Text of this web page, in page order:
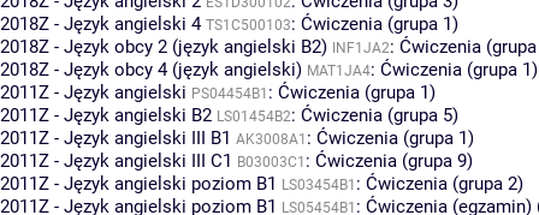
2018Z - Język angielski 4 TS1C500103: Ćwiczenia (grupa 1)
2018Z - Język obcy 2 (język angielski B2) INF1JA2: Ćwiczenia
2018Z - Język obcy 4 (język angielski) MAT1JA4: Ćwiczenia (grupa 1)
2011Z - Język angielski PS04454B1 : Ćwiczenia (grupa 1)
2011Z - Język angielski B2 LS01454B2: Ćwiczenia (grupa 5)
2011Z - Język angielski III B1 AK3008A1 : Ćwiczenia (grupa 1)
2011Z - Język angielski III C1 B03003C1 : Ćwiczenia (grupa 9)
2011Z - Język angielski poziom B1 LS03454B1 : Ćwiczenia (grupa 2)
2011Z - Język angielski poziom B1 LS05454B1 : Ćwiczenia (egzamin)